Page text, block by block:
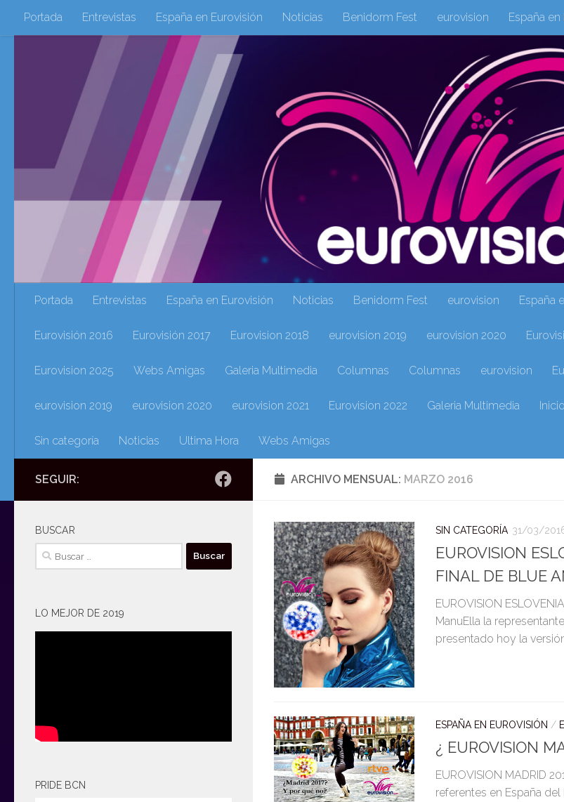
Saltar al contenido
Portada Entrevistas España en Eurovisión Noticias Benidorm Fest eurovision España
Eurovisión 2016 Eurovisión 2017 Eurovision 2018 eurovision 2020
Eurovision 2025 Webs Amigas Galeria Multimedia Columnas Columnas eurovision
eurovision 2020 eurovision 2021 Eurovision 2022 Galeria Multimedia Inicio Noticia
Ultima Hora Webs Amigas
Portada Entrevistas España en Eurovisión Noticias Benidorm Fest eurovision España
Eurovisión 2016 Eurovisión 2017 Eurovision 2018 eurovision 2019 eurovision 2020
Eurovision 2025 Webs Amigas Galeria Multimedia Columnas Columnas eurovision
eurovision 2019 eurovision 2020 eurovision 2021 Eurovision 2022 Galeria Multimedia Inicio
Sin categoría Noticias Ultima Hora Webs Amigas
ARCHIVO MENSUAL: MARZO 2016
SIN CATEGORÍA 31/03/
EUROVISION
FINAL DE BLUE
EUROVISION
ManuElla la
presentado hoy la
ESPAÑA EN EUROVISIÓN /
¿ EUROVISION
EUROVISION MADRID
referentes en España
SEGUIR:
BUSCAR
Buscar:
LO MEJOR DE 2019
PRIDE BCN